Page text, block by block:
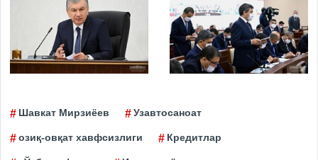
Шавкат Мирзиёев Узавтосаноат
озиқ-овқат хавфсизлиги Кредитлар